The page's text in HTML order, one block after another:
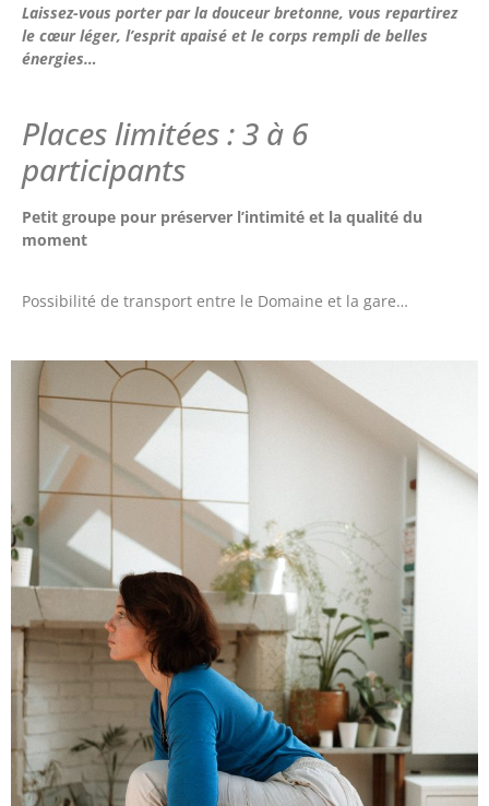
Laissez-vous porter par la douceur bretonne, vous repartirez
le cœur léger, l’esprit apaisé et le corps rempli de belles
énergies…
Places limitées : 3 à 6
participants
Petit groupe pour préserver l’intimité et la qualité du
moment
Possibilité de transport entre le Domaine et la gare…